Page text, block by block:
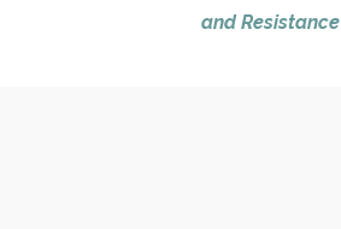
and Resistance